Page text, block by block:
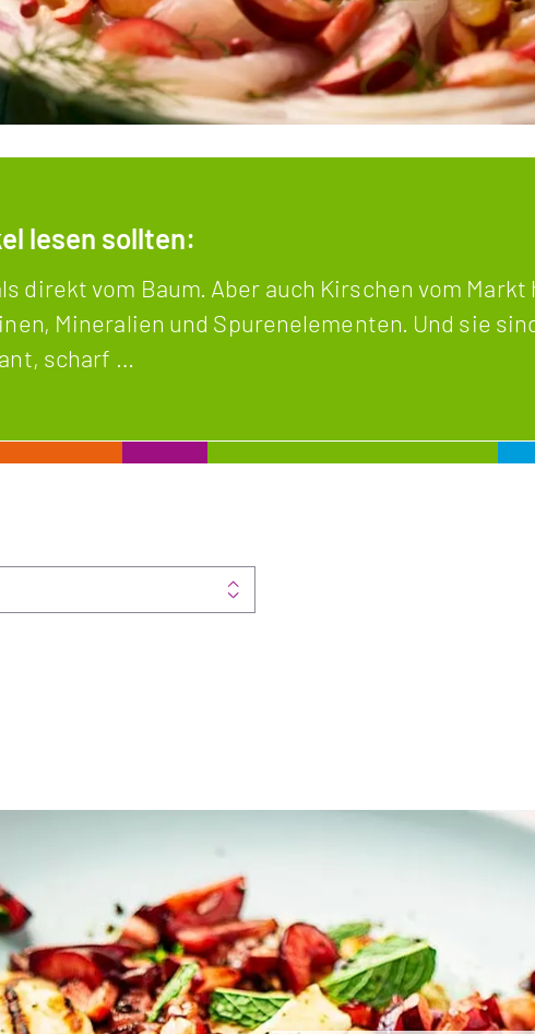
lesen sollten:
direkt vom Baum. Aber auch Kirschen vom Markt
Mineralien und Spurenelementen. Und sie
scharf …